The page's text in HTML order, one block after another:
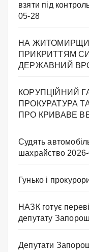
взяти під
05-28
НА
ПРИКРИТТЯМ
ДЕРЖАВНИЙ
КОРУПЦІЙНИЙ
ПРОКУРАТУРА
ПРО КРИВАВЕ
Судять
шахрайство
Гунько і
НАЗК готує
депутату
Депутати